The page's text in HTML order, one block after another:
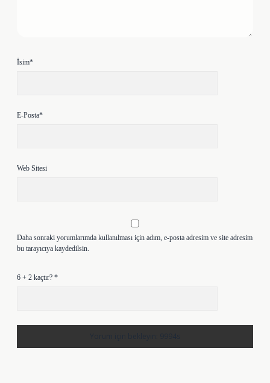
İsim*
E-Posta*
Web Sitesi
Daha sonraki yorumlarımda kullanılması için adım, e-posta adresim ve site adresim
bu tarayıcıya kaydedilsin.
6 + 2 kaçtır? *